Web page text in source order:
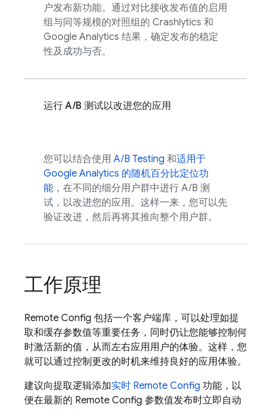
户发布新功能。通过对比接收发布值的启用
组与同等规模的对照组的 Crashlytics 和
Google Analytics 结果，确定发布的稳定
性及成功与否。
运行 A/B 测试以改进您的应用
您可以结合使用 A/B Testing 和适用于
Google Analytics 的随机百分比定位功
能 ，在不同的细分用户群中进行 A/B 测
试，以改进您的应用。这样一来，您可以先
验证改进，然后再将其推向整个用户群。
工作原理
Remote Config 包括一个客户端库，可以处理如提
取和缓存参数值等重要任务，同时仍让您能够控制何
时激活新的值，从而左右应用用户的体验。 这样，您
就可以通过控制更改的时机来维持良好的应用体验。
建议向提取逻辑添加实时 Remote Config 功能，以
便在最新的 Remote Config 参数值发布时立即自动